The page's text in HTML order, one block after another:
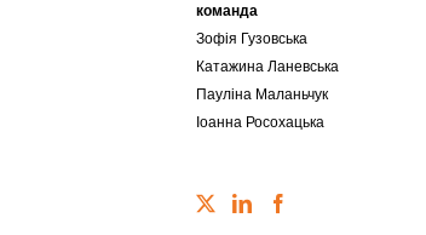
команда
Зофія Гузовська
Катажина Ланевська
Пауліна Маланьчук
Іоанна Росохацька